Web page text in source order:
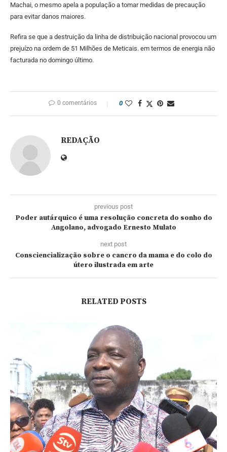
Machai, o mesmo apela a população a tomar medidas de precaução
para evitar danos maiores.
Refira se que a destruição da linha de distribuição nacional provocou um
prejuízo na ordem de 51 Milhões de Meticais. em termos de energia não
facturada no domingo último.
0 comentários 0
REDAÇÃO
previous post
Poder autárquico é uma resolução concreta do sonho do
Angolano, advogado Ernesto Mulato
next post
Consciencialização sobre o cancro da mama e do colo do
útero ilustrada em arte
RELATED POSTS